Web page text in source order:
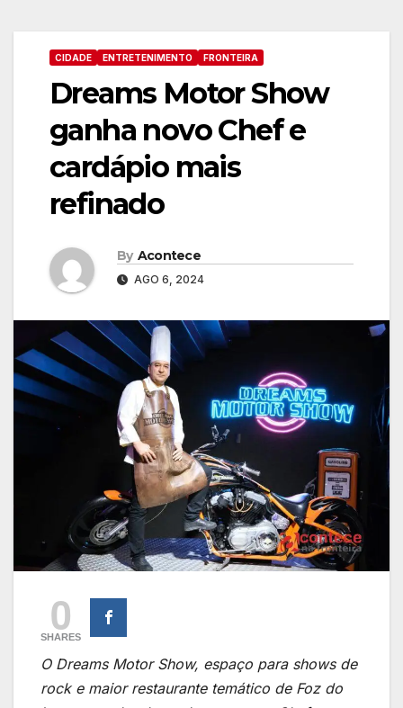
CIDADE ENTRETENIMENTO FRONTEIRA
Dreams Motor Show
ganha novo Chef e
cardápio mais
refinado
By Acontece
AGO 6, 2024
0
SHARES
O Dreams Motor Show, espaço para shows de
rock e maior restaurante temático de Foz do